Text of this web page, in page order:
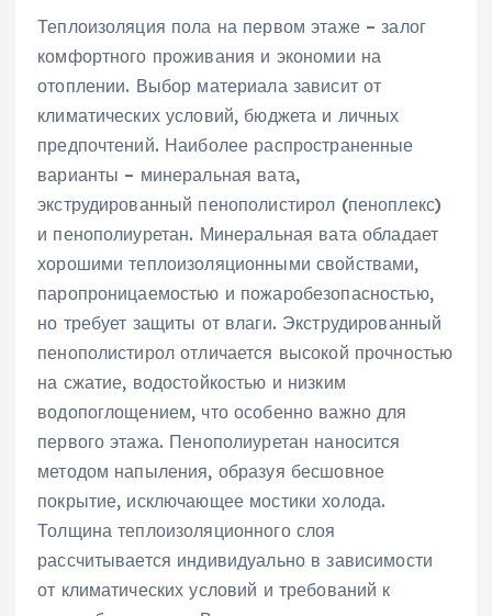
Теплоизоляция пола на первом этаже – залог
комфортного проживания и экономии на
отоплении. Выбор материала зависит от
климатических условий, бюджета и личных
предпочтений. Наиболее распространенные
варианты – минеральная вата,
экструдированный пенополистирол (пеноплекс)
и пенополиуретан. Минеральная вата обладает
хорошими теплоизоляционными свойствами,
паропроницаемостью и пожаробезопасностью,
но требует защиты от влаги. Экструдированный
пенополистирол отличается высокой прочностью
на сжатие, водостойкостью и низким
водопоглощением, что особенно важно для
первого этажа. Пенополиуретан наносится
методом напыления, образуя бесшовное
покрытие, исключающее мостики холода.
Толщина теплоизоляционного слоя
рассчитывается индивидуально в зависимости
от климатических условий и требований к